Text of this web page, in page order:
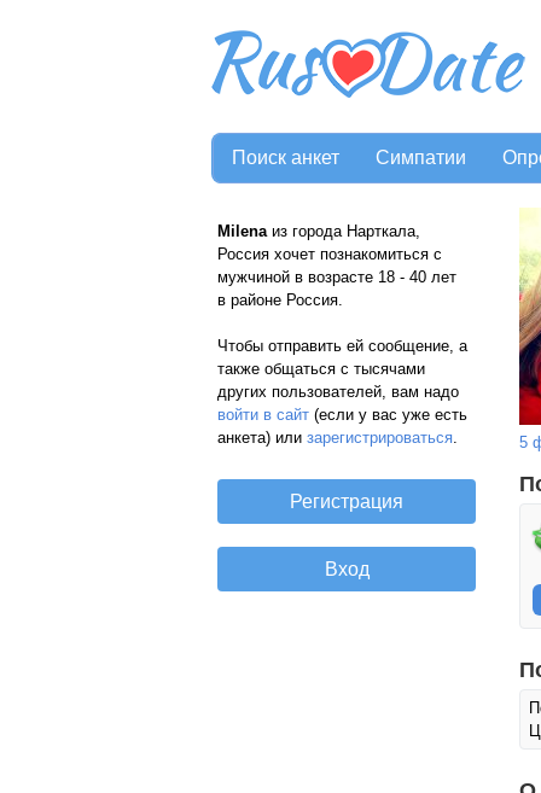
Поиск анкет Симпатии
Milenaиз города Нарткала,
Россия хочет познакомиться с
мужчиной в возрасте 18 - 40 лет
в районе Россия.
Чтобы отправить ей сообщение, а
также общаться с тысячами
других пользователей, вам надо
войти в сайт (если у вас уже есть
анкета) или зарегистрироваться. 5